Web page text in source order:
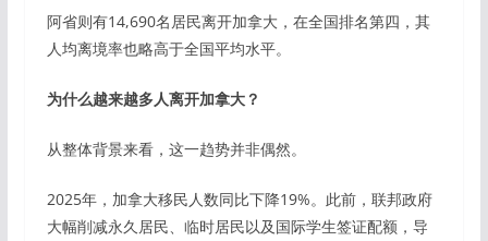
阿省则有14,690名居民离开加拿大，在全国排名第四，其
人均离境率也略高于全国平均水平。
为什么越来越多人离开加拿大？
从整体背景来看，这一趋势并非偶然。
2025年，加拿大移民人数同比下降19%。此前，联邦政府
大幅削减永久居民、临时居民以及国际学生签证配额，导